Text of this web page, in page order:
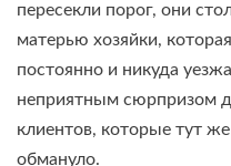
пересекли порог, они
матерью хозяйки,
постоянно и никуда
неприятным сюрпризом
клиентов, которые тут
обмануло.